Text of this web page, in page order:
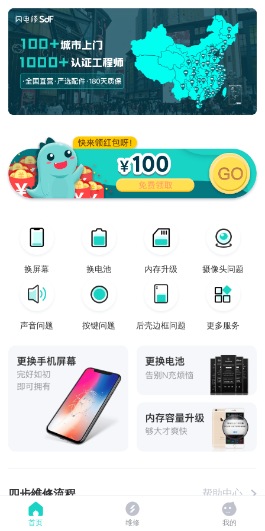
换屏幕 换电池 内存升级 摄像头问题
声音问题 按键问题 后壳边框问题 更多服务
四步维修流程 帮助中心
首页 维修 我的